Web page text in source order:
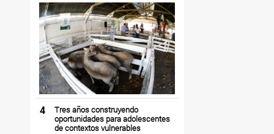
4
Tres años construyendo
oportunidades para adolescentes
de contextos vulnerables